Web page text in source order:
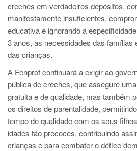
creches em verdadeiros depósitos,
manifestamente insuficientes,
educativa e ignorando a
3 anos, as necessidades das famílias
das crianças.
A Fenprof continuará a exigir ao
pública de creches, que assegure
gratuita e de qualidade, mas também
os direitos de parentalidade,
tempo de qualidade com os seus
idades tão precoces, contribuindo
crianças e para combater o défice